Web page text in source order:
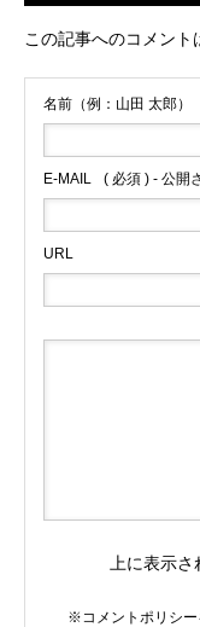
この記事へのコメント
名前（例：山田 太郎）
E-MAIL ( 必須 ) - 公開
URL
上に表示
※ コメントポリシー